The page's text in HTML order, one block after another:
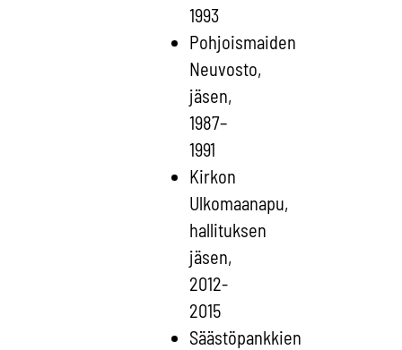
1993
Pohjoismaiden
Neuvosto,
jäsen,
1987–
1991
Kirkon
Ulkomaanapu,
hallituksen
jäsen,
2012-
2015
Säästöpankkien